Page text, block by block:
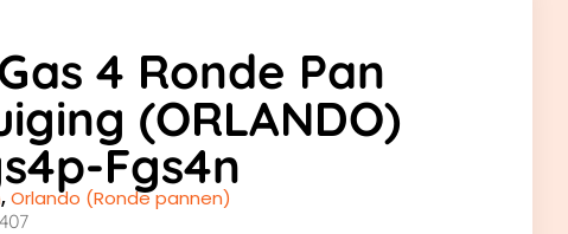
4 Ronde Pan
(ORLANDO)
Fgs4n
,Orlando (Ronde pannen)